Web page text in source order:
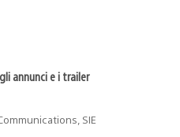
annunci e i trailer
SIE